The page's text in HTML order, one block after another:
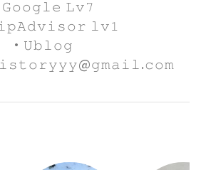
𝙻𝚟𝟽
𝚕𝚟𝟷
·𝚄𝚋𝚕𝚘𝚐